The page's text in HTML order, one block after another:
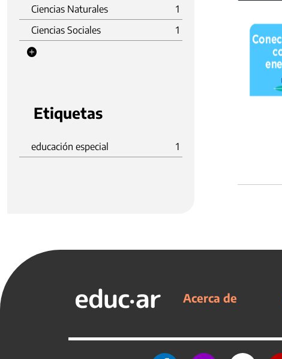
Ciencias Naturales
1
Ciencias Sociales
1
Etiquetas
educación especial 1
Acerca de